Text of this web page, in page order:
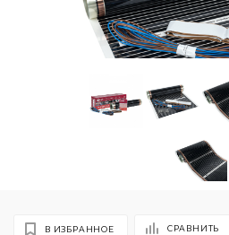
В ИЗБРАННОЕ СРАВНИТЬ